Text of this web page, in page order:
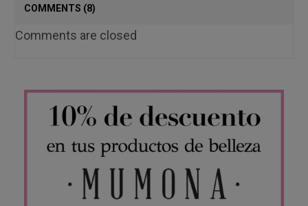
COMMENTS (8)
Comments are closed